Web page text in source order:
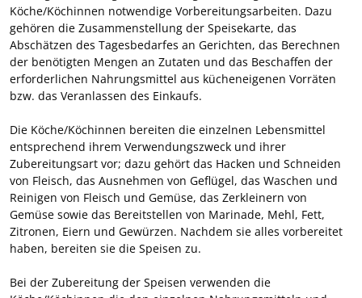
Köche/Köchinnen notwendige Vorbereitungsarbeiten. Dazu
gehören die Zusammenstellung der Speisekarte, das
Abschätzen des Tagesbedarfes an Gerichten, das Berechnen
der benötigten Mengen an Zutaten und das Beschaffen der
erforderlichen Nahrungsmittel aus kücheneigenen Vorräten
bzw. das Veranlassen des Einkaufs.
Die Köche/Köchinnen bereiten die einzelnen Lebensmittel
entsprechend ihrem Verwendungszweck und ihrer
Zubereitungsart vor; dazu gehört das Hacken und Schneiden
von Fleisch, das Ausnehmen von Geflügel, das Waschen und
Reinigen von Fleisch und Gemüse, das Zerkleinern von
Gemüse sowie das Bereitstellen von Marinade, Mehl, Fett,
Zitronen, Eiern und Gewürzen. Nachdem sie alles vorbereitet
haben, bereiten sie die Speisen zu.
Bei der Zubereitung der Speisen verwenden die